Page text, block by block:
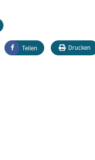
Teilen Drucken